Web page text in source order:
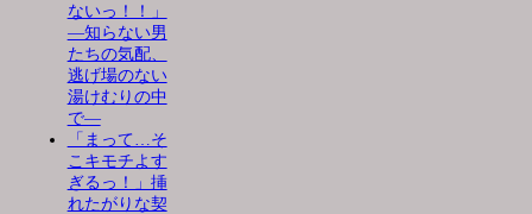
ないっ！！」
―知らない男
たちの気配、
逃げ場のない
湯けむりの中
で―
「まって…そ
こキモチよす
ぎるっ！」挿
れたがりな契